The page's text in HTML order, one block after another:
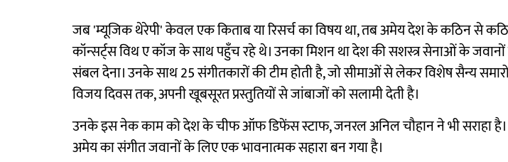
जब 'म्यूजिक थेरेपी' केवल एक किताब या रिसर्च का विषय था, तब अमेय देश के कठिन से
कॉन्सर्ट्स विथ ए कॉज के साथ पहुँच रहे थे। उनका मिशन था देश की सशस्त्र सेनाओं के
संबल देना। उनके साथ 25 संगीतकारों की टीम होती है, जो सीमाओं से लेकर विशेष सैन्य
विजय दिवस तक, अपनी खूबसूरत प्रस्तुतियों से जांबाजों को सलामी देती है।
उनके इस नेक काम को देश के चीफ ऑफ डिफेंस स्टाफ, जनरल अनिल चौहान ने भी सराहा है।
अमेय का संगीत जवानों के लिए एक भावनात्मक सहारा बन गया है।